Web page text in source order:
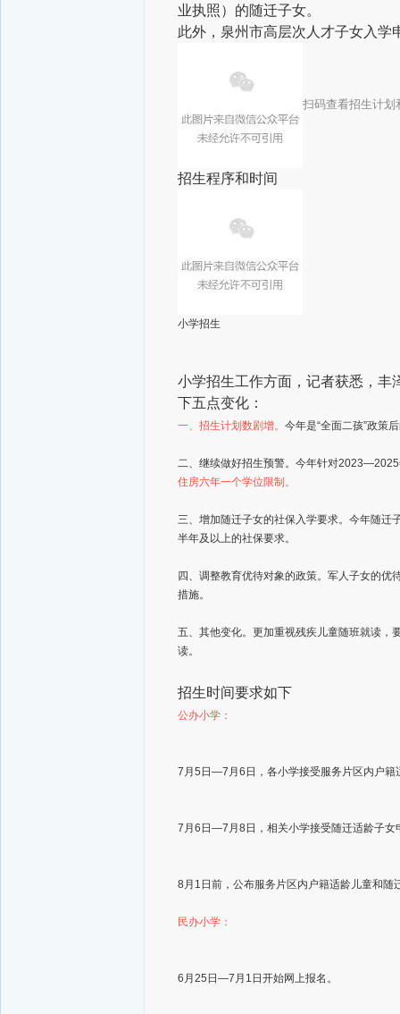
业执照）的随迁子女。
此外，泉州市高层次人才子女入学
扫码查看招生计划
招生程序和时间
小学招生
小学招生工作方面，记者获悉，丰
下五点变化：
一、招生计划数剧增。 今年是“全面二孩”政策
二、继续做好招生预警。今年针对
住房六年一个学位限制。
三、增加随迁子女的社保入学要求。今年随迁
半年及以上的社保要求。
四、调整教育优待对象的政策。军人子女的优
措施。
五、其他变化。更加重视残疾儿童随班就读，
读。
招生时间要求如下
公办小学：
7月5日—7月6日，各小学接受服务片区内户籍
7月6日—7月8日，相关小学接受随迁适龄子女
8月1日前，公布服务片区内户籍适龄儿童和
民办小学：
6月25日—7月1日开始网上报名。